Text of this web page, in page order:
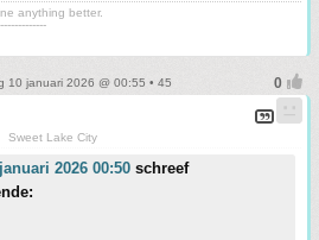
anything better.
10 januari 2026 @ 00:55 • 45
Sweet Lake City
2026 00:50 schreef